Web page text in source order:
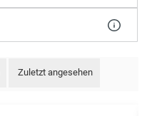
Zuletzt angesehen